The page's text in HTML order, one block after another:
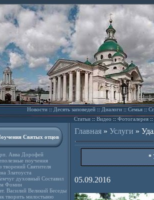
Новости::Десять заповедей::Диалоги::Семья::
Статьи::Видео ::Фотогалерея::
Святых отцов
Авва Дорофей
поучения
творений Святителя
Златоуста
духовный Составил
Фомин
Василий Великий Беседы
творить милостыню
Главная» Услуги »
*
05.09.2016